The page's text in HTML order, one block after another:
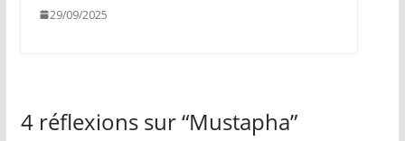
29/09/2025
4 réflexions sur “Mustapha”